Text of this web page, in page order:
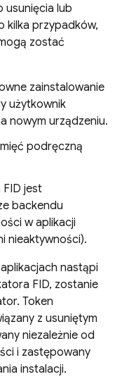
usunięcia lub
kilka przypadków,
zostać
zainstalowanie
użytkownik
nowym urządzeniu.
podręczną
jest
backendu
w aplikacji
nieaktywności).
nastąpi
FID, zostanie
Token
z usuniętym
niezależnie od
i zastępowany
instalacji.